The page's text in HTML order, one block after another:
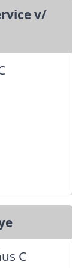
v/
C